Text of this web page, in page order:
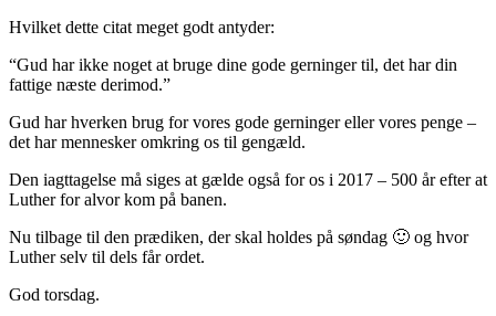
Hvilket dette citat meget godt antyder:
“Gud har ikke noget at bruge dine gode gerninger til, det har din
fattige næste derimod.”
Gud har hverken brug for vores gode gerninger eller vores penge –
det har mennesker omkring os til gengæld.
Den iagttagelse må siges at gælde også for os i 2017 – 500 år efter at
Luther for alvor kom på banen.
Nu tilbage til den prædiken, der skal holdes på søndag 🙂 og hvor
Luther selv til dels får ordet.
God torsdag.